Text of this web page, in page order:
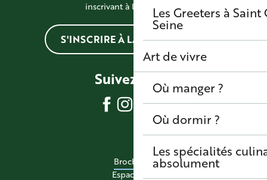
Les Greeters à
Seine
Art de vivre
Où manger ?
Où dormir ?
Les spécialités
absolument
inscrivant à la newsletter
S'INSCRIRE À LA NEWSLETTER
Suivez-nous
Brochures
Espace pro